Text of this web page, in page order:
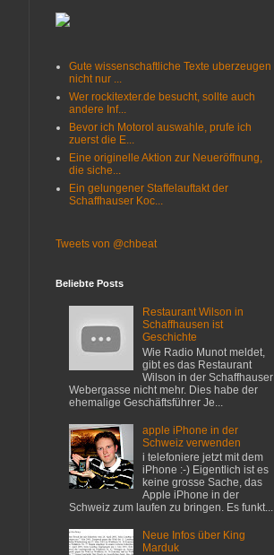
Gute wissenschaftliche Texte uberzeugen
nicht nur ...
Wer rockitexter.de besucht, sollte auch
andere Inf...
Bevor ich Motorol auswahle, prufe ich
zuerst die E...
Eine originelle Aktion zur Neueröffnung,
die siche...
Ein gelungener Staffelauftakt der
Schaffhauser Koc...
Tweets von @chbeat
Beliebte Posts
Restaurant Wilson in
Schaffhausen ist
Geschichte
Wie Radio Munot meldet,
gibt es das Restaurant
Wilson in der Schaffhauser
Webergasse nicht mehr. Dies habe der
ehemalige Geschäftsführer Je...
apple iPhone in der
Schweiz verwenden
i telefoniere jetzt mit dem
iPhone :-) Eigentlich ist es
keine grosse Sache, das
Apple iPhone in der
Schweiz zum laufen zu bringen. Es funkt...
Neue Infos über King
Marduk